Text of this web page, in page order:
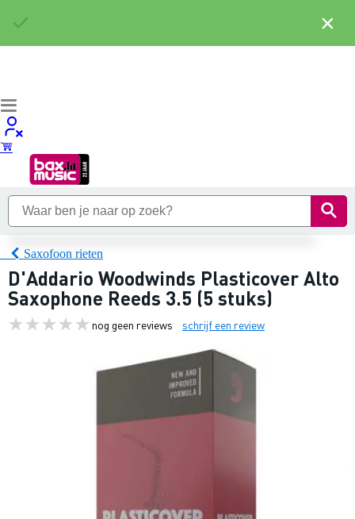
Saxofoon rieten
D'Addario Woodwinds Plasticover Alto
Saxophone Reeds 3.5 (5 stuks)
nog geen reviews schrijf een review
×